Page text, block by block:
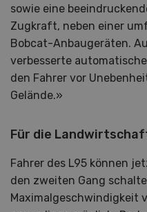
sowie eine
Zugkraft, neben einer
Bobcat-Anbaugeräten.
verbesserte
den Fahrer vor
Gelände.»
Für die
Fahrer des L95 können
den zweiten Gang
Maximalgeschwindigkeit